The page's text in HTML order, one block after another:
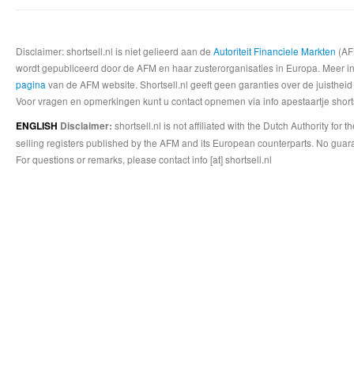
Disclaimer: shortsell.nl is niet gelieerd aan de Autoriteit Financiele Markten
wordt gepubliceerd door de AFM en haar zusterorganisaties in Europa.
pagina van de AFM website. Shortsell.nl geeft geen garanties over de
Voor vragen en opmerkingen kunt u contact opnemen via info apestaartje
ENGLISH Disclaimer: shortsell.nl is not affiliated with the Dutch Authority for
selling registers published by the AFM and its European counterparts. No
For questions or remarks, please contact info [at] shortsell.nl